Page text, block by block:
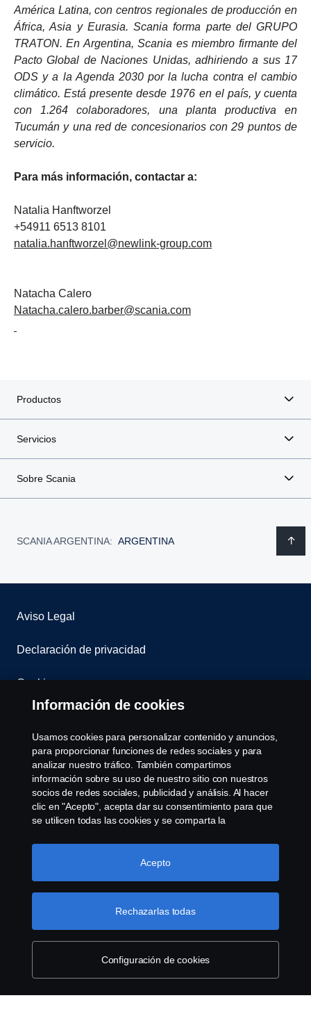
América Latina, con centros regionales de producción en
África, Asia y Eurasia. Scania forma parte del GRUPO
TRATON. En Argentina, Scania es miembro firmante del
Pacto Global de Naciones Unidas, adhiriendo a sus 17
ODS y a la Agenda 2030 por la lucha contra el cambio
climático. Está presente desde 1976 en el país, y cuenta
con 1.264 colaboradores, una planta productiva en
Tucumán y una red de concesionarios con 29 puntos de
servicio.
Para más información, contactar a:
Natalia Hanftworzel
+54911 6513 8101
natalia.hanftworzel@newlink-group.com
Natacha Calero
Natacha.calero.barber@scania.com
Productos
Servicios
Sobre Scania
SCANIA ARGENTINA: ARGENTINA
Aviso Legal
Declaración de privacidad
Cookies
Sistema de Denuncias
Configuración de cookies
reservados. Scania Argentina S.A.U. - Piedrabuena
5400, Grand Bourg, CP (1615) Buenos Aires,
Argentina. Tel. (54) 03327 45 1000
Información de cookies
Usamos cookies para personalizar contenido y anuncios,
para proporcionar funciones de redes sociales y para
analizar nuestro tráfico. También compartimos
información sobre su uso de nuestro sitio con nuestros
socios de redes sociales, publicidad y análisis. Al hacer
clic en "Acepto", acepta dar su consentimiento para que
se utilicen todas las cookies y se comparta la
haciendo clic en "Configuración de cookies" y
seleccionando las categorías que desea aceptar. Para
Más información sobre su privacidad
Configuración de cookies
Rechazarlas todas
Acepto